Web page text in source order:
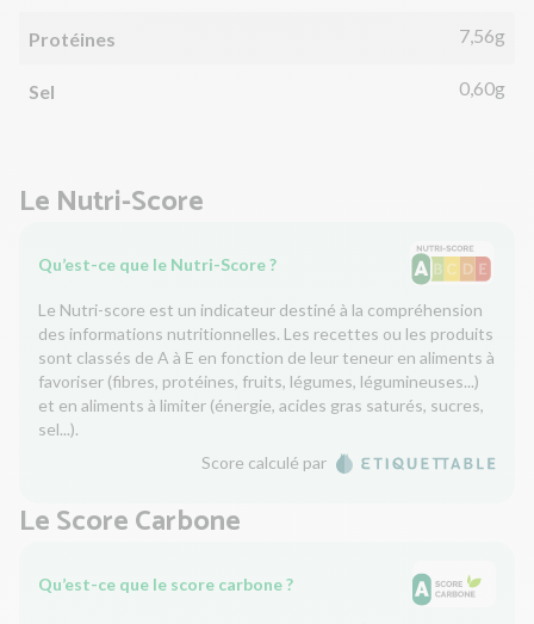
Protéines 7,56g
Sel 0,60g
Le Nutri-Score
Qu’est-ce que le Nutri-Score ?
Le Nutri-score est un indicateur destiné à la compréhension
des informations nutritionnelles. Les recettes ou les produits
sont classés de A à E en fonction de leur teneur en aliments à
favoriser (fibres, protéines, fruits, légumes, légumineuses...)
et en aliments à limiter (énergie, acides gras saturés, sucres,
sel...).
Score calculé par
Le Score Carbone
Qu’est-ce que le score carbone ?